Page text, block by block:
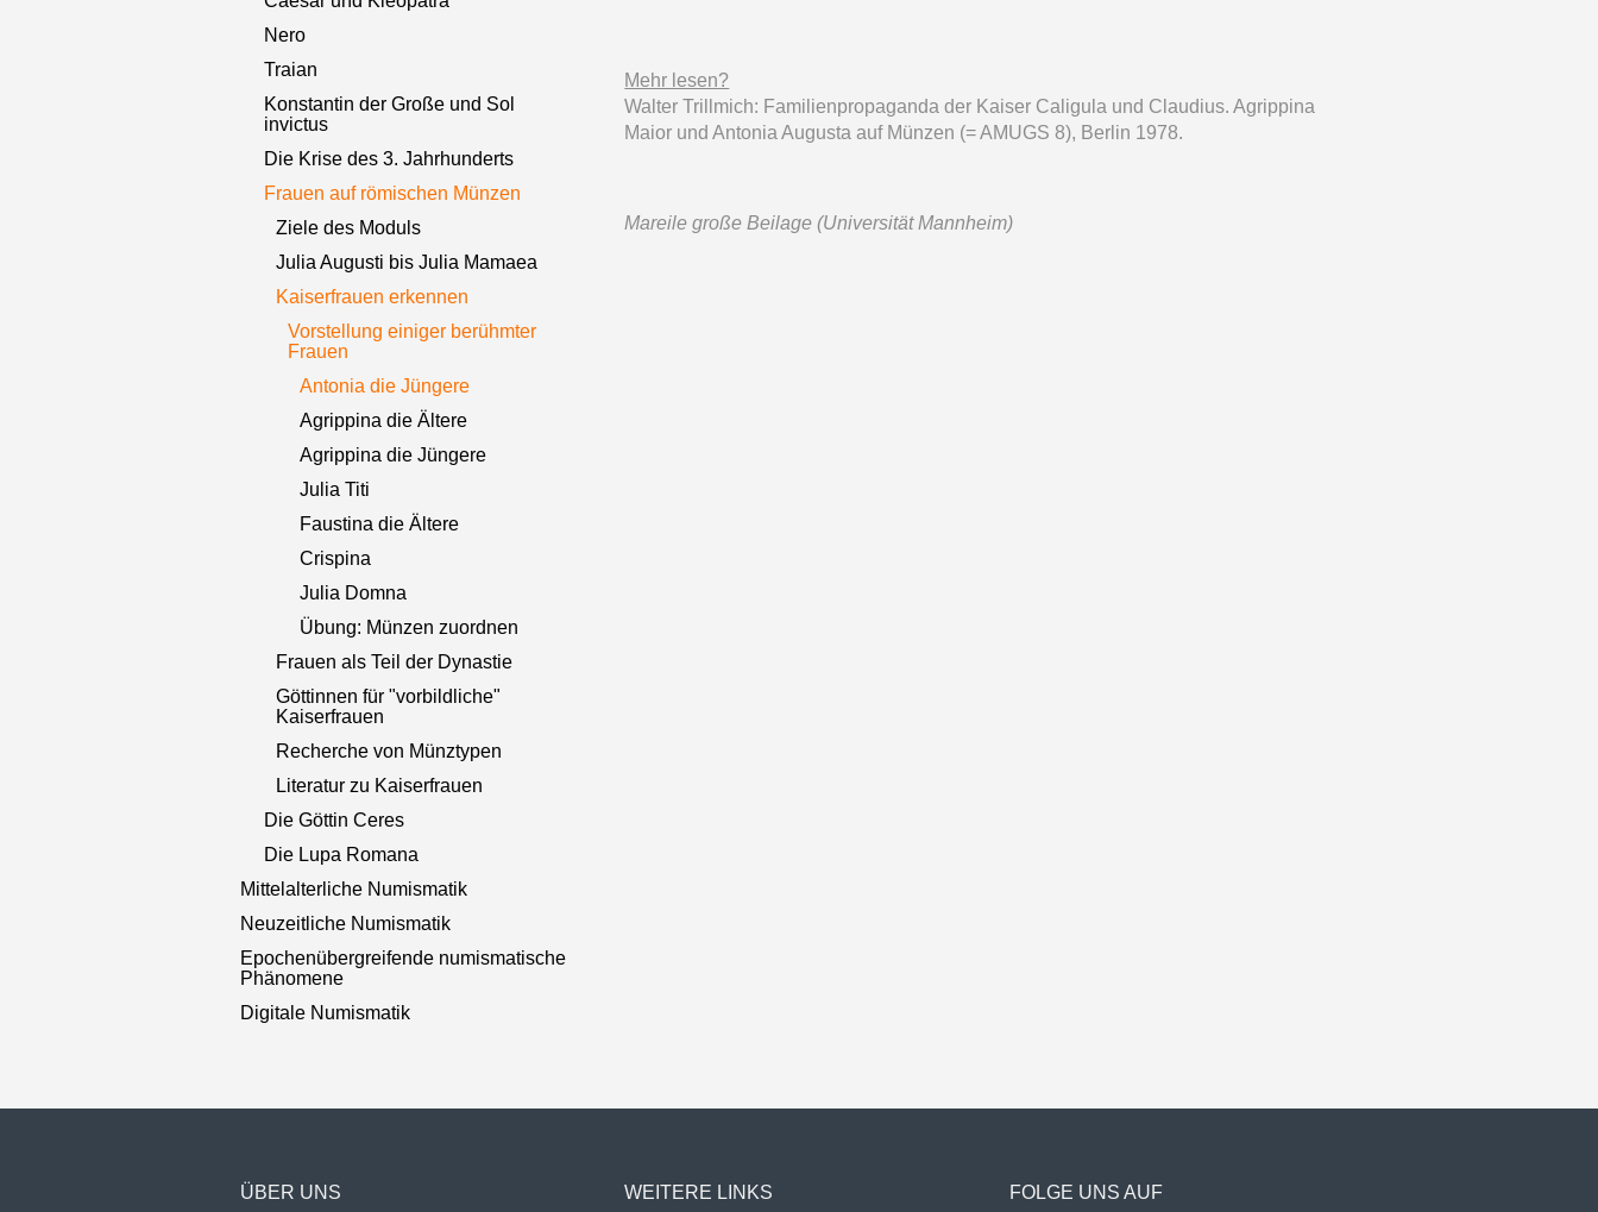
Nero
Traian
Konstantin der Große und Sol
invictus
Die Krise des 3. Jahrhunderts
Frauen auf römischen Münzen
Ziele des Moduls
Julia Augusti bis Julia Mamaea
Kaiserfrauen erkennen
Vorstellung einiger berühmter
Frauen
Antonia die Jüngere
Agrippina die Ältere
Agrippina die Jüngere
Julia Titi
Faustina die Ältere
Crispina
Julia Domna
Übung: Münzen zuordnen
Frauen als Teil der Dynastie
Göttinnen für "vorbildliche"
Kaiserfrauen
Recherche von Münztypen
Literatur zu Kaiserfrauen
Die Göttin Ceres
Die Lupa Romana
Mittelalterliche Numismatik
Neuzeitliche Numismatik
Epochenübergreifende numismatische
Phänomene
Digitale Numismatik
Mehr lesen?
Walter Trillmich: Familienpropaganda der Kaiser Caligula und Claudius. Agrippina
Maior und Antonia Augusta auf Münzen (= AMUGS 8), Berlin 1978.
Mareile große Beilage (Universität Mannheim)
ÜBER UNS WEITERE LINKS FOLGE UNS AUF